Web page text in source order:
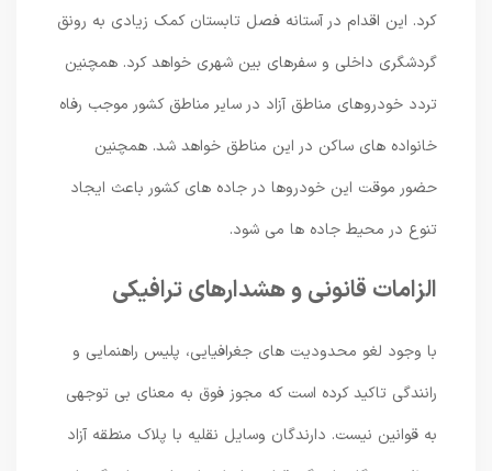
کرد. این اقدام در آستانه فصل تابستان کمک زیادی به رونق
گردشگری داخلی و سفرهای بین شهری خواهد کرد. همچنین
تردد خودروهای مناطق آزاد در سایر مناطق کشور موجب رفاه
خانواده های ساکن در این مناطق خواهد شد. همچنین
حضور موقت این خودروها در جاده های کشور باعث ایجاد
تنوع در محیط جاده ها می شود.
الزامات قانونی و هشدارهای ترافیکی
با وجود لغو محدودیت های جغرافیایی، پلیس راهنمایی و
رانندگی تاکید کرده است که مجوز فوق به معنای بی توجهی
به قوانین نیست. دارندگان وسایل نقلیه با پلاک منطقه آزاد